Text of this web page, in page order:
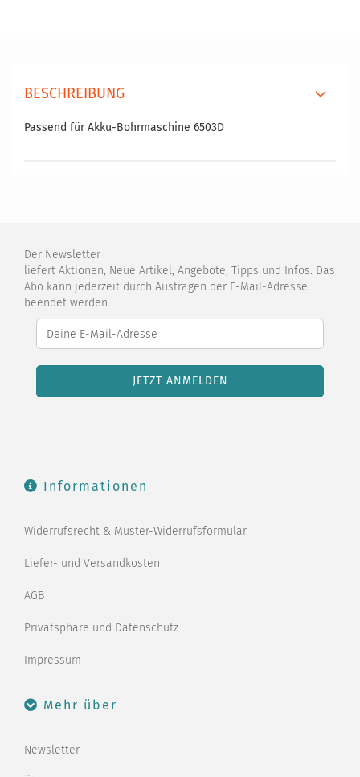
BESCHREIBUNG
Passend für Akku-Bohrmaschine 6503D
Der Newsletter
liefert Aktionen, Neue Artikel, Angebote, Tipps und Infos. Das
Abo kann jederzeit durch Austragen der E-Mail-Adresse
beendet werden.
Informationen
Widerrufsrecht & Muster-Widerrufsformular
Liefer- und Versandkosten
AGB
Privatsphäre und Datenschutz
Impressum
Mehr über
Newsletter